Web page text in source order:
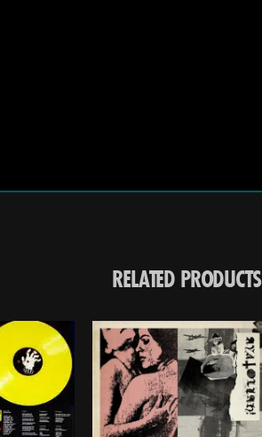
RELATED PRODUCTS